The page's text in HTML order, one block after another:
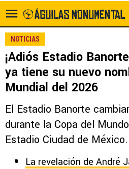
NOTICIAS
¡Adiós Estadio
ya tiene su nuevo
Mundial del 2026
El Estadio Banorte
durante la Copa del
Estadio Ciudad de México.
La revelación de André